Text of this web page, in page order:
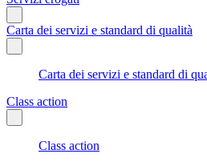
Carta dei servizi e standard di qualità
Carta dei servizi e standard di
Class action
Class action